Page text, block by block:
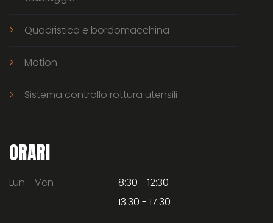
Quadristica e bordomacchina
Motion
Sistema controllo rottura utensili
ORARI
Lun - Ven
8:30 - 12:30
13:30 - 17:30